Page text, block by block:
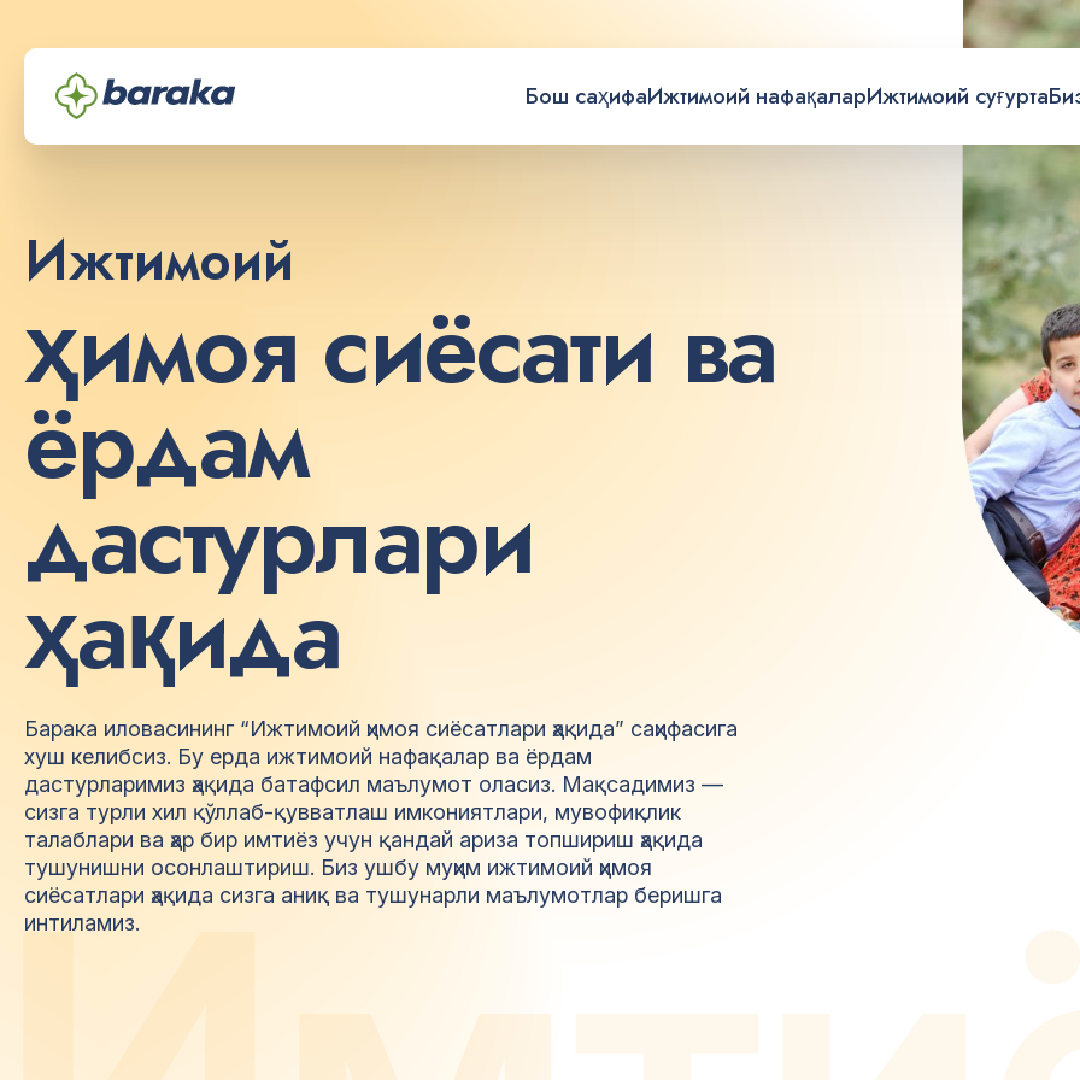
Бош саҳифаИжтимоий нафақаларИжтимоий суғурта
Ижтимоий
ҳимоя сиёсати ва
ёрдам
дастурлари
ҳақида
Барака иловасининг “Ижтимоий ҳимоя сиёсатлари ҳақида” саҳифасига
хуш келибсиз. Бу ерда ижтимоий нафақалар ва ёрдам
дастурларимиз ҳақида батафсил маълумот оласиз. Мақсадимиз —
сизга турли хил қўллаб-қувватлаш имкониятлари, мувофиқлик
талаблари ва ҳар бир имтиёз учун қандай ариза топшириш ҳақида
тушунишни осонлаштириш. Биз ушбу муҳим ижтимоий ҳимоя
сиёсатлари ҳақида сизга аниқ ва тушунарли маълумотлар беришга
интиламиз.